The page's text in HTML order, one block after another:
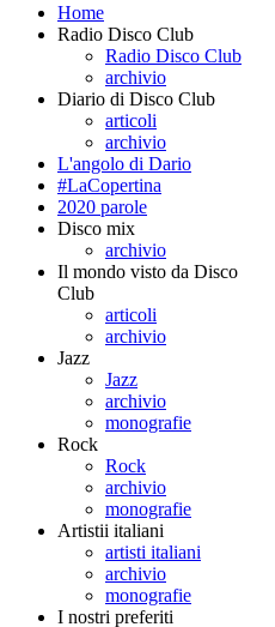
Home
Radio Disco Club
Radio Disco Club
archivio
Diario di Disco Club
articoli
archivio
L'angolo di Dario
#LaCopertina
2020 parole
Disco mix
archivio
Il mondo visto da Disco
Club
articoli
archivio
Jazz
Jazz
archivio
monografie
Rock
Rock
archivio
monografie
Artistii italiani
artisti italiani
archivio
monografie
I nostri preferiti